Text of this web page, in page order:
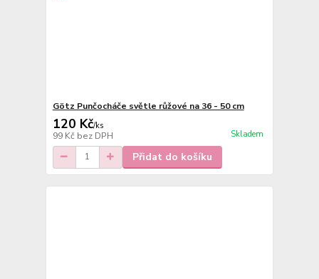
Götz Punčocháče světle růžové na 36 - 50 cm
120 Kč/ks
99 Kč bez DPH Skladem
Přidat do košíku